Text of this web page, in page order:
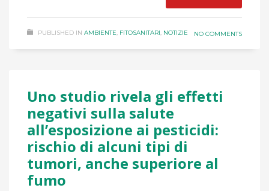
PUBLISHED IN AMBIENTE, FITOSANITARI, NOTIZIE NO COMMENTS
Uno studio rivela gli effetti
negativi sulla salute
all’esposizione ai pesticidi:
rischio di alcuni tipi di
tumori, anche superiore al
fumo